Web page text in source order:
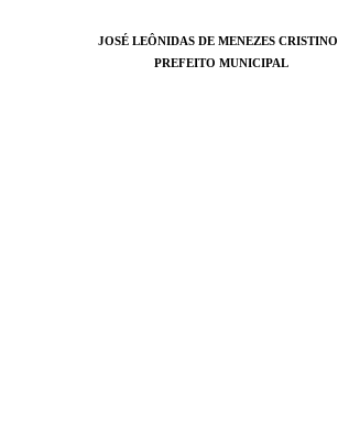
JOSÉ LEÔNIDAS DE MENEZES CRISTINO
PREFEITO MUNICIPAL